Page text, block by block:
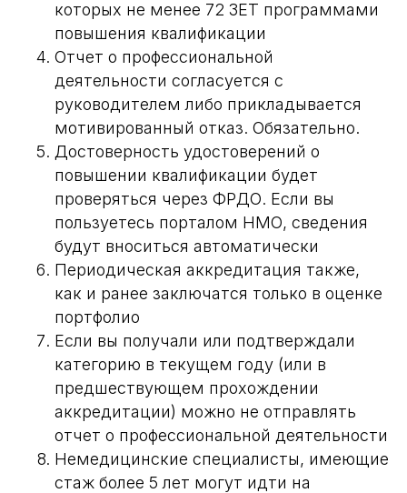
которых не менее 72 ЗЕТ программами
повышения квалификации
Отчет о профессиональной
деятельности согласуется с
руководителем либо прикладывается
мотивированный отказ. Обязательно.
Достоверность удостоверений о
повышении квалификации будет
проверяться через ФРДО. Если вы
пользуетесь порталом НМО, сведения
будут вноситься автоматически
Периодическая аккредитация также,
как и ранее заключатся только в оценке
портфолио
Если вы получали или подтверждали
категорию в текущем году (или в
предшествующем прохождении
аккредитации) можно не отправлять
отчет о профессиональной деятельности
Немедицинские специалисты, имеющие
стаж более 5 лет могут идти на